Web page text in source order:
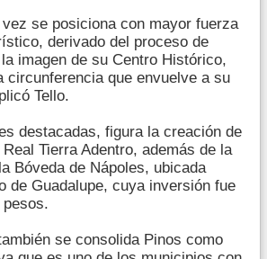
vez se posiciona con mayor fuerza
derivado del proceso de
imagen de su Centro Histórico,
circunferencia que envuelve a su
Tello.
destacadas, figura la creación de
Tierra Adentro, además de la
Bóveda de Nápoles, ubicada
de Guadalupe, cuya inversión fue
se consolida Pinos como